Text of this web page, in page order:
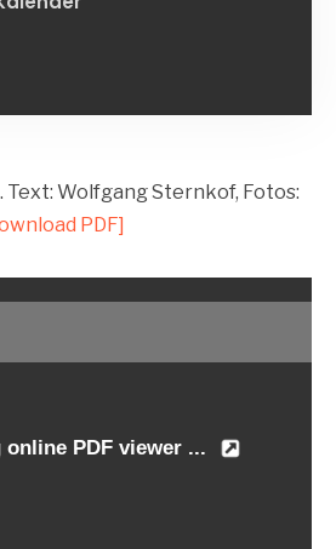
Wolfgang Sternkof, Fotos:
PDF]